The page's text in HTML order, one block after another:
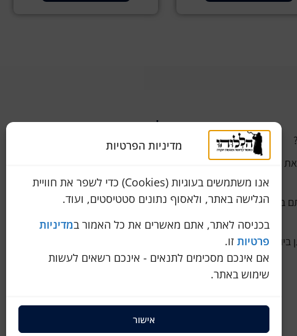
מדיניות הפרטיות
אנו משתמשים בעוגיות (Cookies) כדי לשפר את חוויית
הגלישה באתר, ולאסוף נתונים סטטיסטים, ועוד.
בכניסה לאתר, אתם מאשרים את כל האמור במדיניות
פרטיותזו.
אם אינכם מסכימים לתנאים - אינכם רשאים לעשות
שימוש באתר.
אישור
את המידה
איך לבדוק שהטלית שרכשתם באמת 100% צמר
חתונתו?
שירות לקוחות
050-774-8845
pini.mixum@gmail.com